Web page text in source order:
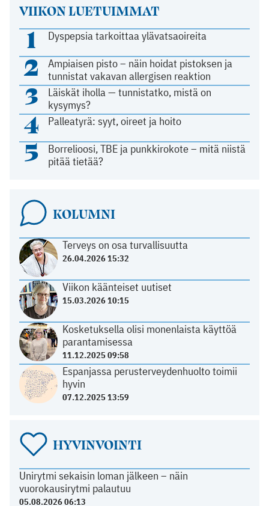
VIIKON LUETUIMMAT
1 Dyspepsia tarkoittaa ylävatsaoireita
2
Ampiaisen pisto – näin hoidat pistoksen ja
tunnistat vakavan allergisen reaktion
3
Läiskät iholla — tunnistatko, mistä on
kysymys?
4 Palleatyrä: syyt, oireet ja hoito
5
Borrelioosi, TBE ja punkkirokote – mitä niistä
pitää tietää?
KOLUMNI
Terveys on osa turvallisuutta
26.04.2026 15:32
Viikon käänteiset uutiset
15.03.2026 10:15
Kosketuksella olisi monenlaista käyttöä
parantamisessa
11.12.2025 09:58
Espanjassa perusterveydenhuolto toimii
hyvin
07.12.2025 13:59
HYVINVOINTI
Unirytmi sekaisin loman jälkeen – näin
vuorokausirytmi palautuu
05.08.2026 06:13